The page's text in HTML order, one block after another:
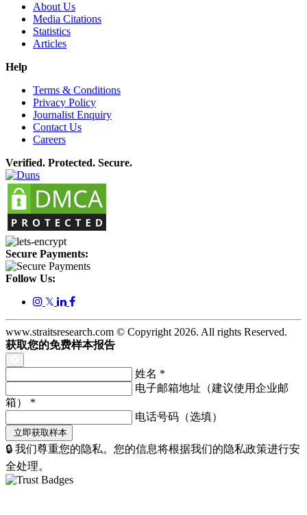
About Us
Media Citations
Statistics
Articles
Help
Terms & Conditions
Privacy Policy
Journalist Enquiry
Contact Us
Careers
Verified. Protected. Secure.
Secure Payments:
Follow Us:
𝕏
www.straitsresearch.com © Copyright 2026. All rights Reserved.
获取您的免费样本报告
姓名 *
电子邮箱地址（建议使用企业邮
箱） *
电话号码（选填）
🔒 我们尊重您的隐私。您的信息将根据我们的隐私政策进行安
全处理。